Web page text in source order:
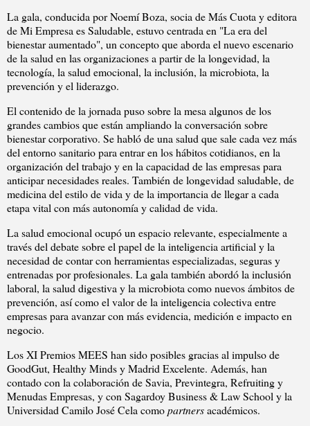
La gala, conducida por Noemí Boza, socia de Más Cuota y editora
de Mi Empresa es Saludable, estuvo centrada en "La era del
bienestar aumentado", un concepto que aborda el nuevo escenario
de la salud en las organizaciones a partir de la longevidad, la
tecnología, la salud emocional, la inclusión, la microbiota, la
prevención y el liderazgo.
El contenido de la jornada puso sobre la mesa algunos de los
grandes cambios que están ampliando la conversación sobre
bienestar corporativo. Se habló de una salud que sale cada vez más
del entorno sanitario para entrar en los hábitos cotidianos, en la
organización del trabajo y en la capacidad de las empresas para
anticipar necesidades reales. También de longevidad saludable, de
medicina del estilo de vida y de la importancia de llegar a cada
etapa vital con más autonomía y calidad de vida.
La salud emocional ocupó un espacio relevante, especialmente a
través del debate sobre el papel de la inteligencia artificial y la
necesidad de contar con herramientas especializadas, seguras y
entrenadas por profesionales. La gala también abordó la inclusión
laboral, la salud digestiva y la microbiota como nuevos ámbitos de
prevención, así como el valor de la inteligencia colectiva entre
empresas para avanzar con más evidencia, medición e impacto en
negocio.
Los XI Premios MEES han sido posibles gracias al impulso de
GoodGut, Healthy Minds y Madrid Excelente. Además, han
contado con la colaboración de Savia, Previntegra, Refruiting y
Menudas Empresas, y con Sagardoy Business & Law School y la
Universidad Camilo José Cela comopartnersacadémicos.